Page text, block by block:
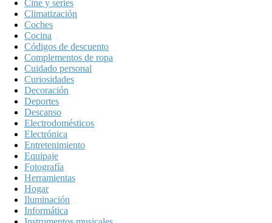
Cine y series
Climatización
Coches
Cocina
Códigos de descuento
Complementos de ropa
Cuidado personal
Curiosidades
Decoración
Deportes
Descanso
Electrodomésticos
Electrónica
Entretenimiento
Equipaje
Fotografía
Herramientas
Hogar
Iluminación
Informática